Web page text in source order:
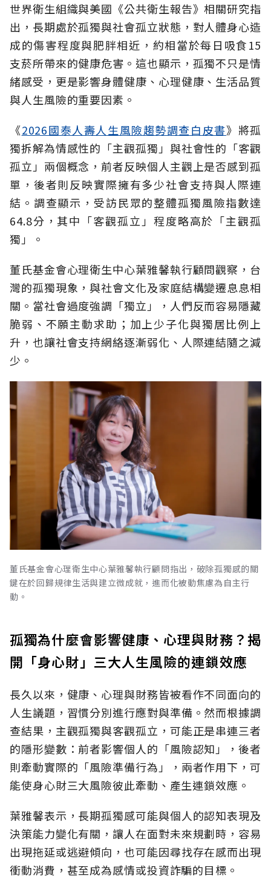
世界衛生組織與美國《公共衛生報告》相關研究指
出，長期處於孤獨與社會孤立狀態，對人體身心造
成的傷害程度與肥胖相近，約相當於每日吸食15
支菸所帶來的健康危害。這也顯示，孤獨不只是情
緒感受，更是影響身體健康、心理健康、生活品質
與人生風險的重要因素。
《2026國泰人壽人生風險趨勢調查白皮書》將孤
獨拆解為情感性的「主觀孤獨」與社會性的「客觀
孤立」兩個概念，前者反映個人主觀上是否感到孤
單，後者則反映實際擁有多少社會支持與人際連
結。調查顯示，受訪民眾的整體孤獨風險指數達
64.8分，其中「客觀孤立」程度略高於「主觀孤
獨」。
董氏基金會心理衛生中心葉雅馨執行顧問觀察，台
灣的孤獨現象，與社會文化及家庭結構變遷息息相
關。當社會過度強調「獨立」，人們反而容易隱藏
脆弱、不願主動求助；加上少子化與獨居比例上
升，也讓社會支持網絡逐漸弱化、人際連結隨之減
少。
董氏基金會心理衛生中心葉雅馨執行顧問指出，破除孤獨感的關
鍵在於回歸規律生活與建立微成就，進而化被動焦慮為自主行
動。
孤獨為什麼會影響健康、心理與財務？揭
開「身心財」三大人生風險的連鎖效應
長久以來，健康、心理與財務皆被看作不同面向的
人生議題，習慣分別進行應對與準備。然而根據調
查結果，主觀孤獨與客觀孤立，可能正是串連三者
的隱形變數：前者影響個人的「風險認知 」，後者
則牽動實際的「風險準備行為」，兩者作用下，可
能使身心財三大風險彼此牽動、產生連鎖效應。
葉雅馨表示，長期孤獨感可能與個人的認知表現及
決策能力變化有關，讓人在面對未來規劃時，容易
出現拖延或逃避傾向，也可能因尋找存在感而出現
衝動消費，甚至成為感情或投資詐騙的目標。